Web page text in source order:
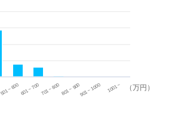
（万円）
501 ~ 600601 ~ 700701 ~ 800801 ~ 900901 ~ 1000 1001 ~